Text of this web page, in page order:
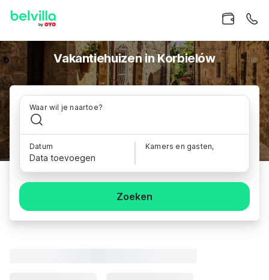
Vakantiehuizen in Korbielów
Waar wil je naartoe?
Datum
Data toevoegen
Kamers en gasten,
Zoeken